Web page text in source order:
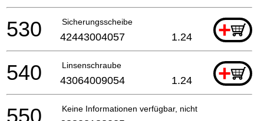
Sicherungsscheibe +
530 42443004057 1.24
Linsenschraube +
540 43064009054 1.24
Keine Informationen verfügbar, nicht bestellbar
550